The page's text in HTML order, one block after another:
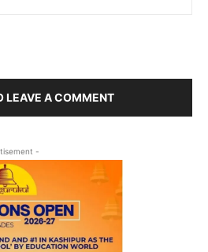
LEAVE A COMMENT
-